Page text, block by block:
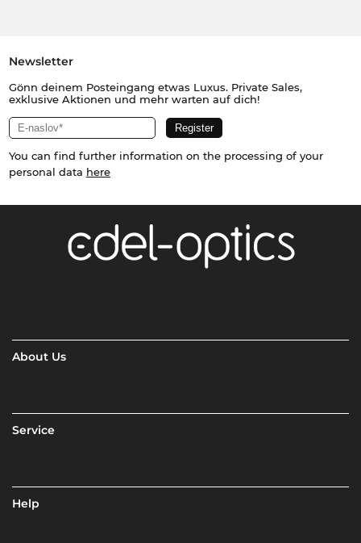
Newsletter
Gönn deinem Posteingang etwas Luxus. Private Sales,
exklusive Aktionen und mehr warten auf dich!
You can find further information on the processing of your
personal data here
About Us
Service
Help